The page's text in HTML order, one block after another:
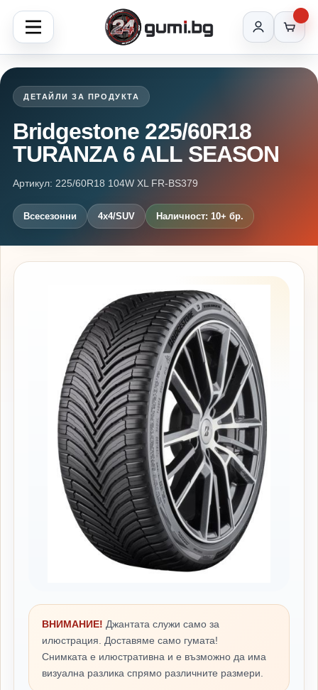
ДЕТАЙЛИ ЗА ПРОДУКТА
Bridgestone 225/60R18
TURANZA 6 ALL SEASON
Артикул: 225/60R18 104W XL FR-BS379
Всесезонни 4x4/SUV Наличност: 10+ бр.
ВНИМАНИЕ! Джантата служи само за
илюстрация. Доставяме само гумата!
Снимката е илюстративна и е възможно да има
визуална разлика спрямо различните размери.